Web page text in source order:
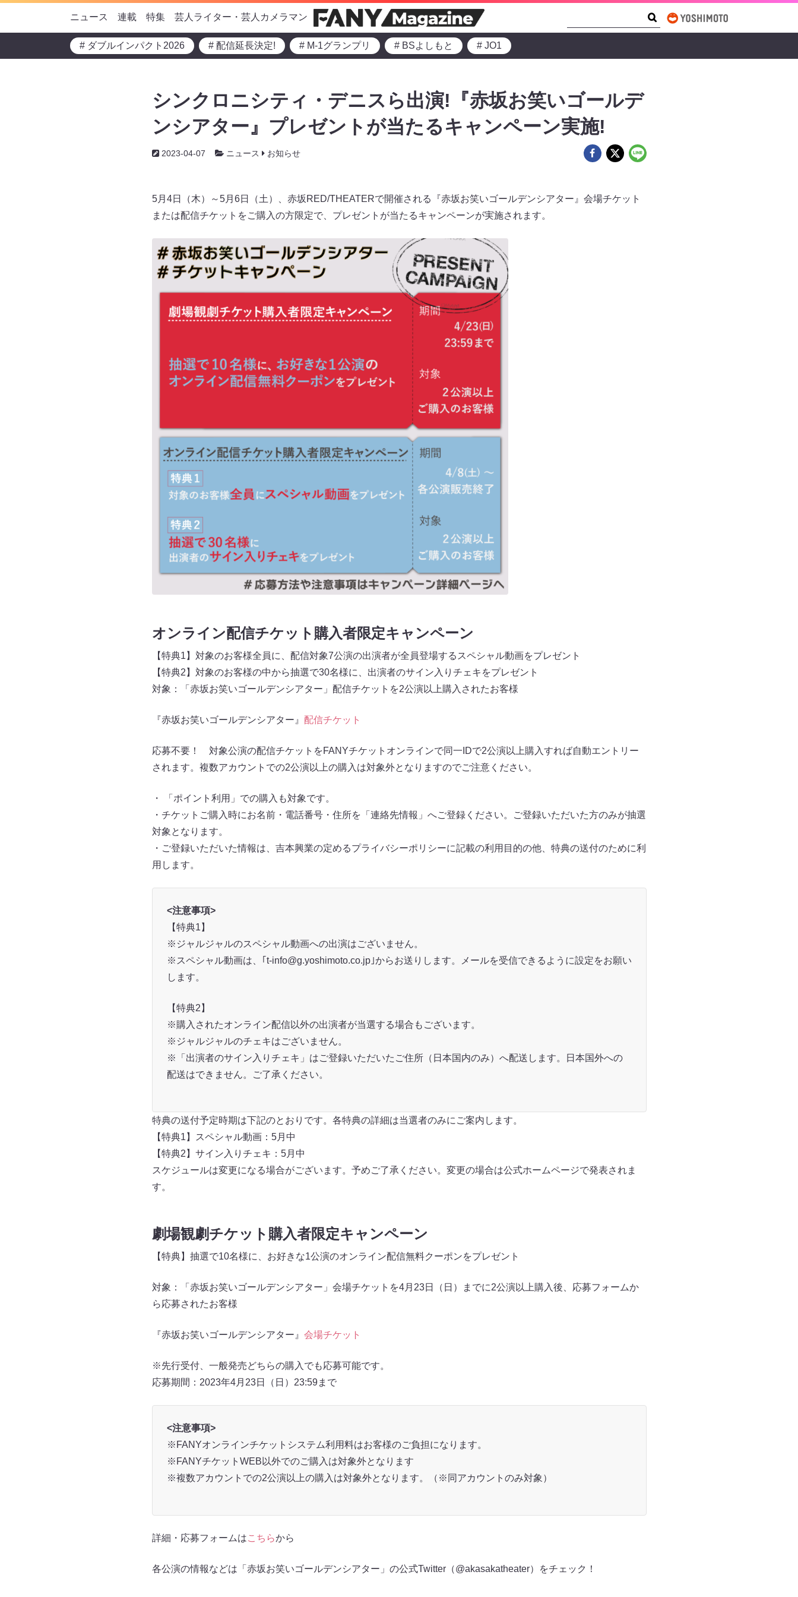
ニュース 連載 特集 芸人ライター・芸人カメラマン
# ダブルインパクト2026 # 配信延長決定! # M-1グランプリ # BSよしもと # JO1
シンクロニシティ・デニスら出演!『赤坂お笑いゴールデ
ンシアター』プレゼントが当たるキャンペーン実施!
2023-04-07 ニュース お知らせ
5月4日（木）～5月6日（土）、赤坂RED/THEATERで開催される『赤坂お笑いゴールデンシアター』会場チケット
または配信チケットをご購入の方限定で、プレゼントが当たるキャンペーンが実施されます。
オンライン配信チケット購入者限定キャンペーン
【特典1】対象のお客様全員に、配信対象7公演の出演者が全員登場するスペシャル動画をプレゼント
【特典2】対象のお客様の中から抽選で30名様に、出演者のサイン入りチェキをプレゼント
対象：「赤坂お笑いゴールデンシアター」配信チケットを2公演以上購入されたお客様
『赤坂お笑いゴールデンシアター』 配信チケット
応募不要！ 対象公演の配信チケットをFANYチケットオンラインで同一IDで2公演以上購入すれば自動エントリー
されます。複数アカウントでの2公演以上の購入は対象外となりますのでご注意ください。
・ 「ポイント利用」での購入も対象です。
・チケットご購入時にお名前・電話番号・住所を「連絡先情報」へご登録ください。ご登録いただいた方のみが抽選
対象となります。
・ご登録いただいた情報は、吉本興業の定めるプライバシーポリシーに記載の利用目的の他、特典の送付のために利
用します。
<注意事項>
【特典1】
※ジャルジャルのスペシャル動画への出演はございません。
※スペシャル動画は、｢t-info@g.yoshimoto.co.jp｣からお送りします。メールを受信できるように設定をお願い
します。
【特典2】
※購入されたオンライン配信以外の出演者が当選する場合もございます。
※ジャルジャルのチェキはございません。
※「出演者のサイン入りチェキ」はご登録いただいたご住所（日本国内のみ）へ配送します。日本国外への
配送はできません。ご了承ください。
特典の送付予定時期は下記のとおりです。各特典の詳細は当選者のみにご案内します。
【特典1】スペシャル動画：5月中
【特典2】サイン入りチェキ：5月中
スケジュールは変更になる場合がございます。予めご了承ください。変更の場合は公式ホームページで発表されま
す。
劇場観劇チケット購入者限定キャンペーン
【特典】抽選で10名様に、お好きな1公演のオンライン配信無料クーポンをプレゼント
対象：「赤坂お笑いゴールデンシアター」会場チケットを4月23日（日）までに2公演以上購入後、応募フォームか
ら応募されたお客様
『赤坂お笑いゴールデンシアター』 会場チケット
※先行受付、一般発売どちらの購入でも応募可能です。
応募期間：2023年4月23日（日）23:59まで
<注意事項>
※FANYオンラインチケットシステム利用料はお客様のご負担になります。
※FANYチケットWEB以外でのご購入は対象外となります
※複数アカウントでの2公演以上の購入は対象外となります。（※同アカウントのみ対象）
詳細・応募フォームはこちらから
各公演の情報などは「赤坂お笑いゴールデンシアター」の公式Twitter（@akasakatheater）をチェック！